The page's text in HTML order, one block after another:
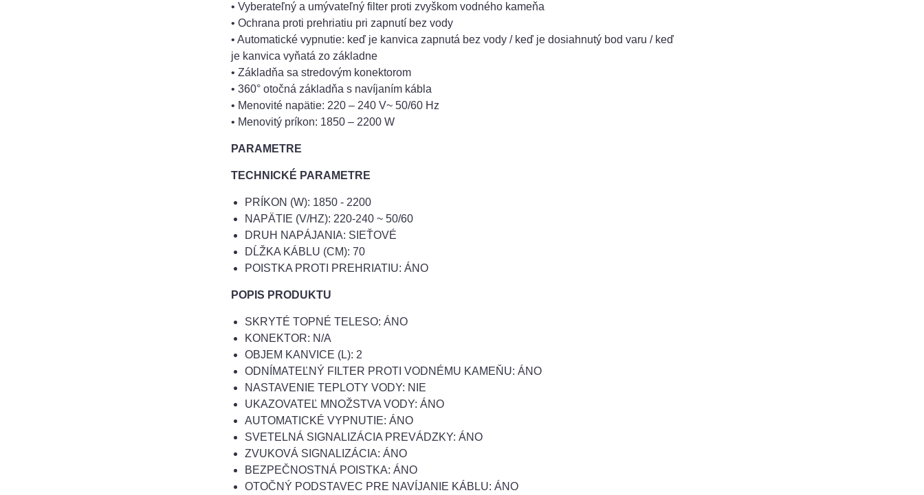
• Vyberateľný a umývateľný filter proti zvyškom vodného kameňa
• Ochrana proti prehriatiu pri zapnutí bez vody
• Automatické vypnutie: keď je kanvica zapnutá bez vody / keď je dosiahnutý bod varu / keď
je kanvica vyňatá zo základne
• Základňa sa stredovým konektorom
• 360° otočná základňa s navíjaním kábla
• Menovité napätie: 220 – 240 V~ 50/60 Hz
• Menovitý príkon: 1850 – 2200 W
PARAMETRE
TECHNICKÉ PARAMETRE
PRÍKON (W): 1850 - 2200
NAPÄTIE (V/HZ): 220-240 ~ 50/60
DRUH NAPÁJANIA: SIEŤOVÉ
DĹŽKA KÁBLU (CM): 70
POISTKA PROTI PREHRIATIU: ÁNO
POPIS PRODUKTU
SKRYTÉ TOPNÉ TELESO: ÁNO
KONEKTOR: N/A
OBJEM KANVICE (L): 2
ODNÍMATEĽNÝ FILTER PROTI VODNÉMU KAMEŇU: ÁNO
NASTAVENIE TEPLOTY VODY: NIE
UKAZOVATEĽ MNOŽSTVA VODY: ÁNO
AUTOMATICKÉ VYPNUTIE: ÁNO
SVETELNÁ SIGNALIZÁCIA PREVÁDZKY: ÁNO
ZVUKOVÁ SIGNALIZÁCIA: ÁNO
BEZPEČNOSTNÁ POISTKA: ÁNO
OTOČNÝ PODSTAVEC PRE NAVÍJANIE KÁBLU: ÁNO